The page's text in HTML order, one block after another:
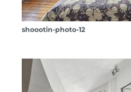
shoootin-photo-12